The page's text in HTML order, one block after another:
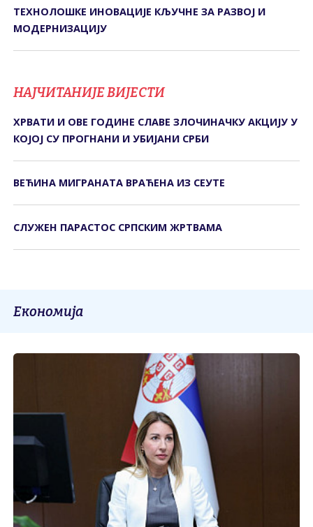
ТЕХНОЛОШКЕ ИНОВАЦИЈЕ КЉУЧНЕ ЗА РАЗВОЈ И
МОДЕРНИЗАЦИЈУ
НАЈЧИТАНИЈЕ ВИЈЕСТИ
ХРВАТИ И ОВЕ ГОДИНЕ СЛАВЕ ЗЛОЧИНАЧКУ АКЦИЈУ У
КОЈОЈ СУ ПРОГНАНИ И УБИЈАНИ СРБИ
ВЕЋИНА МИГРАНАТА ВРАЋЕНА ИЗ СЕУТЕ
СЛУЖЕН ПАРАСТОС СРПСКИМ ЖРТВАМА
Економија